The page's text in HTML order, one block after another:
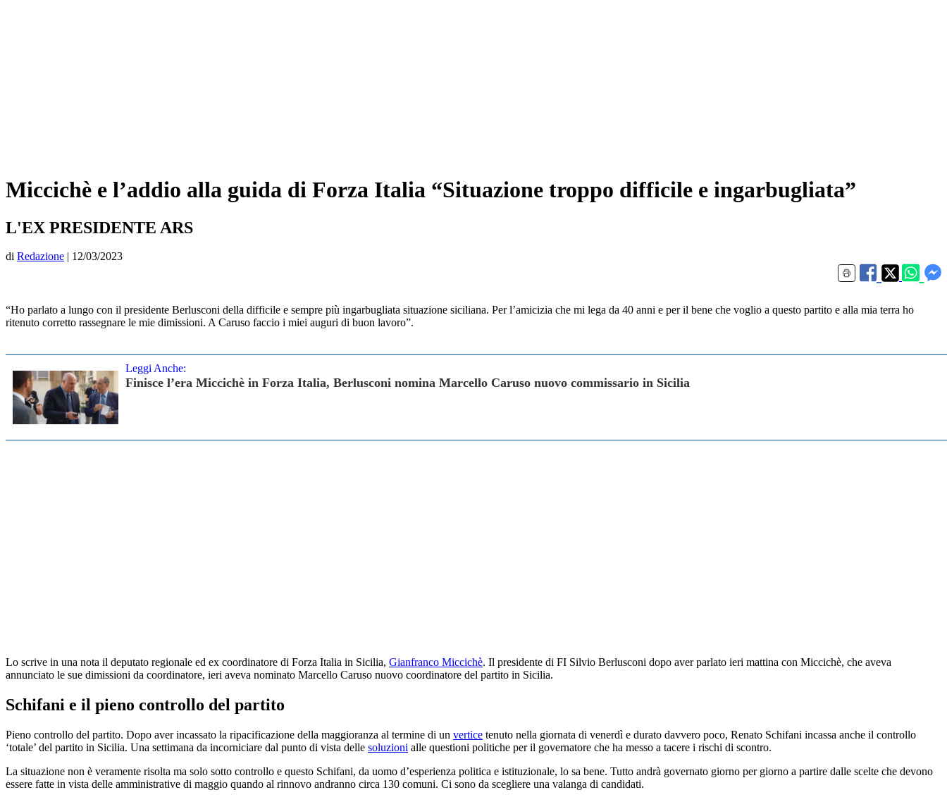
Miccichè e l’addio alla guida di Forza Italia “Situazione troppo difficile e ingarbugliata”
L'EX PRESIDENTE ARS
di Redazione | 12/03/2023
“Ho parlato a lungo con il presidente Berlusconi della difficile e sempre più ingarbugliata situazione siciliana. Per l’amicizia che mi lega da 40 anni e per il bene che voglio a questo partito e alla mia terra ho
ritenuto corretto rassegnare le mie dimissioni. A Caruso faccio i miei auguri di buon lavoro”.
Leggi Anche:
Finisce l’era Miccichè in Forza Italia, Berlusconi nomina Marcello Caruso nuovo commissario in Sicilia
Lo scrive in una nota il deputato regionale ed ex coordinatore di Forza Italia in Sicilia, Gianfranco Miccichè. Il presidente di FI Silvio Berlusconi dopo aver parlato ieri mattina con Miccichè, che aveva
annunciato le sue dimissioni da coordinatore, ieri aveva nominato Marcello Caruso nuovo coordinatore del partito in Sicilia.
Schifani e il pieno controllo del partito
Pieno controllo del partito. Dopo aver incassato la ripacificazione della maggioranza al termine di un vertice tenuto nella giornata di venerdì e durato davvero poco, Renato Schifani incassa anche il controllo
‘totale’ del partito in Sicilia. Una settimana da incorniciare dal punto di vista delle soluzioni alle questioni politiche per il governatore che ha messo a tacere i rischi di scontro.
La situazione non è veramente risolta ma solo sotto controllo e questo Schifani, da uomo d’esperienza politica e istituzionale, lo sa bene. Tutto andrà governato giorno per giorno a partire dalle scelte che devono
essere fatte in vista delle amministrative di maggio quando al rinnovo andranno circa 130 comuni. Ci sono da scegliere una valanga di candidati.